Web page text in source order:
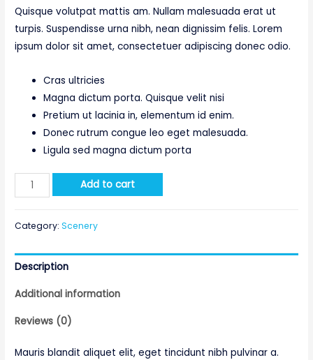
Quisque volutpat mattis am. Nullam malesuada erat ut
turpis. Suspendisse urna nibh, nean dignissim felis. Lorem
ipsum dolor sit amet, consectetuer adipiscing donec odio.
Cras ultricies
Magna dictum porta. Quisque velit nisi
Pretium ut lacinia in, elementum id enim.
Donec rutrum congue leo eget malesuada.
Ligula sed magna dictum porta
Add to cart
Category:Scenery
Description
Additional information
Reviews (0)
Mauris blandit aliquet elit, eget tincidunt nibh pulvinar a.